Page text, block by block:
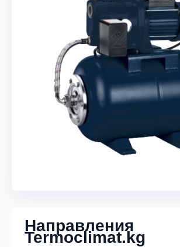
Направления
Termoclimat.kg